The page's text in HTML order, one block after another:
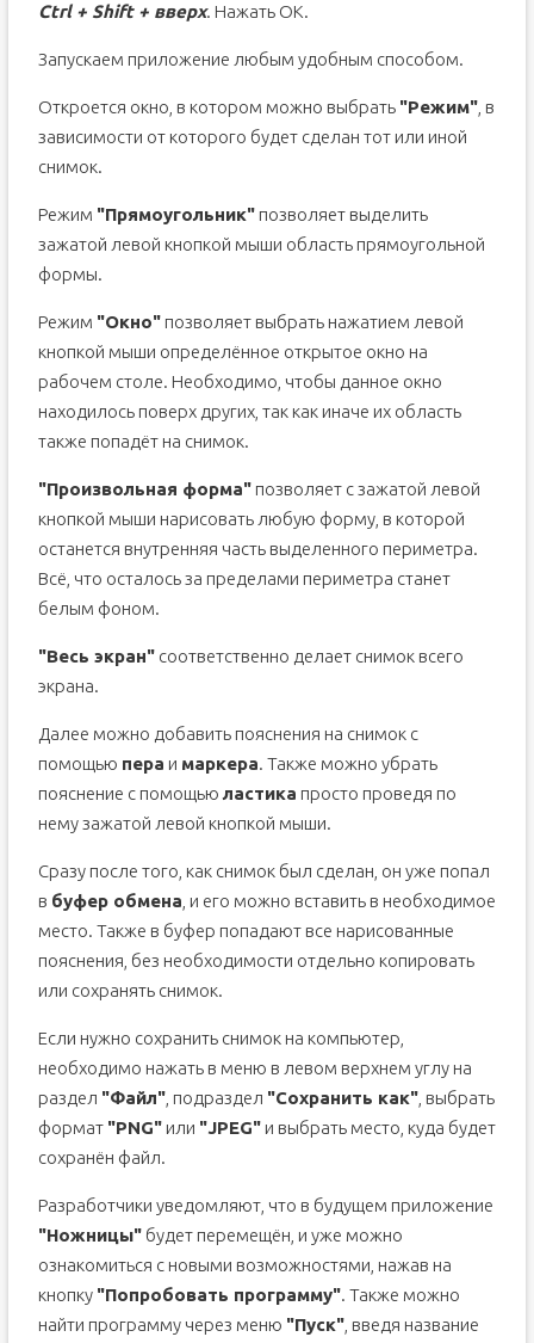
Ctrl + Shift + вверх. Нажать ОК.
Запускаем приложение любым удобным способом.
Откроется окно, в котором можно выбрать "Режим", в
зависимости от которого будет сделан тот или иной
снимок.
Режим "Прямоугольник"позволяет выделить
зажатой левой кнопкой мыши область прямоугольной
формы.
Режим "Окно"позволяет выбрать нажатием левой
кнопкой мыши определённое открытое окно на
рабочем столе. Необходимо, чтобы данное окно
находилось поверх других, так как иначе их область
также попадёт на снимок.
"Произвольная форма"позволяет с зажатой левой
кнопкой мыши нарисовать любую форму, в которой
останется внутренняя часть выделенного периметра.
Всё, что осталось за пределами периметра станет
белым фоном.
"Весь экран"соответственно делает снимок всего
экрана.
Далее можно добавить пояснения на снимок с
помощью пера и маркера. Также можно убрать
пояснение с помощьюластика просто проведя по
нему зажатой левой кнопкой мыши.
Сразу после того, как снимок был сделан, он уже попал
в буфер обмена , и его можно вставить в необходимое
место. Также в буфер попадают все нарисованные
пояснения, без необходимости отдельно копировать
или сохранять снимок.
Если нужно сохранить снимок на компьютер,
необходимо нажать в меню в левом верхнем углу на
раздел "Файл", подраздел "Сохранить как", выбрать
формат "PNG"или "JPEG"и выбрать место, куда будет
сохранён файл.
Разработчики уведомляют, что в будущем приложение
"Ножницы"будет перемещён, и уже можно
ознакомиться с новыми возможностями, нажав на
кнопку "Попробовать программу". Также можно
найти программу через меню "Пуск", введя название